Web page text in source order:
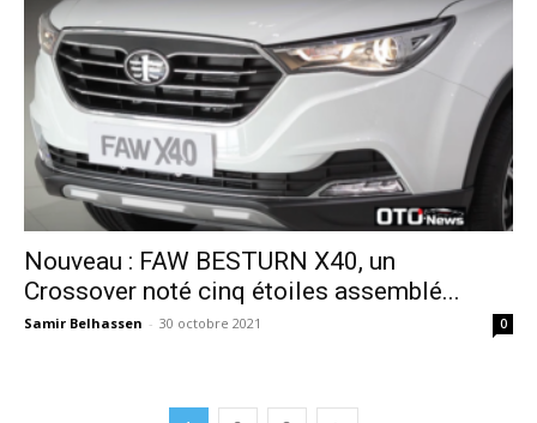
Nouveau : FAW BESTURN X40, un
Crossover noté cinq étoiles assemblé...
Samir Belhassen - 30 octobre 2021 0